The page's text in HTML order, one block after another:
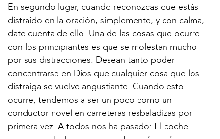
En segundo lugar, cuando reconozcas que estás
distraído en la oración, simplemente, y con calma,
date cuenta de ello. Una de las cosas que ocurre
con los principiantes es que se molestan mucho
por sus distracciones. Desean tanto poder
concentrarse en Dios que cualquier cosa que los
distraiga se vuelve angustiante. Cuando esto
ocurre, tendemos a ser un poco como un
conductor novel en carreteras resbaladizas por
primera vez. A todos nos ha pasado: El coche